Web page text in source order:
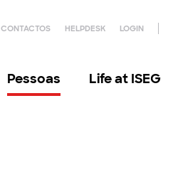
CONTACTOS HELPDESK LOGIN
Pessoas Life at ISEG